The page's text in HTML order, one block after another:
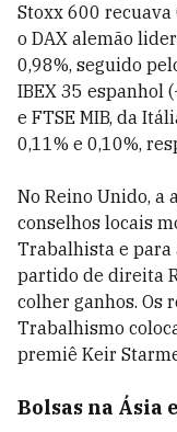
Stoxx 600
o DAX alemão
0,98%, seguido
IBEX 35 espanhol
e FTSE MIB, da
0,11% e 0,10%,
No Reino Unido, a
conselhos locais
Trabalhista e para
partido de direita
colher ganhos. Os
Trabalhismo
premiê Keir
Bolsas na Ásia